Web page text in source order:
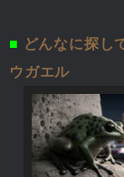
■ どんなに探し
ウガエル